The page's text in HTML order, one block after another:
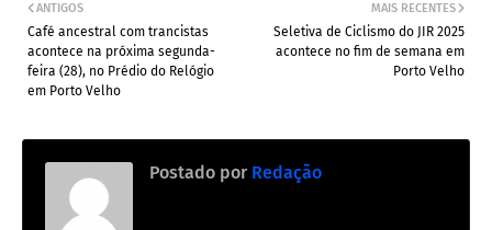
MAIS RECENTES
Seletiva de Ciclismo do JIR 2025
acontece no fim de semana em
Porto Velho
ANTIGOS
Café ancestral com trancistas
acontece na próxima segunda-
feira (28), no Prédio do Relógio
em Porto Velho
Postado por Redação